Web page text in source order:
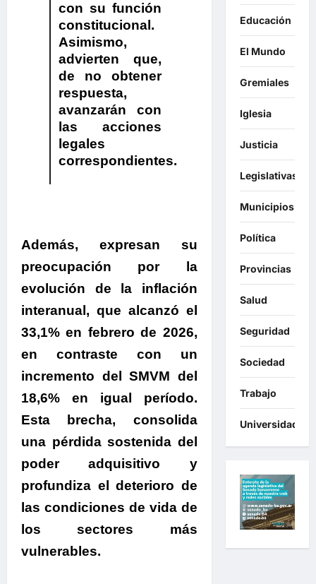
con su función
constitucional.
Asimismo,
advierten que,
de no obtener
respuesta,
avanzarán con
las acciones
legales
correspondientes.
Además, expresan su
preocupación por la
evolución de la inflación
interanual, que alcanzó el
33,1% en febrero de 2026,
en contraste con un
incremento del SMVM del
18,6% en igual período.
Esta brecha, consolida
una pérdida sostenida del
poder adquisitivo y
profundiza el deterioro de
las condiciones de vida de
los sectores más
vulnerables.
Educación
El Mundo
Gremiales
Iglesia
Justicia
Legislativas
Municipios
Política
Provincias
Salud
Seguridad
Sociedad
Trabajo
Universidades